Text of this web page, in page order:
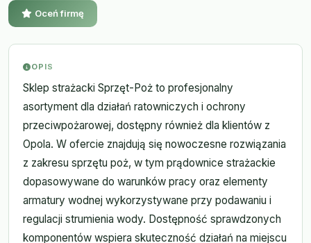
Oceń firmę
OPIS
Sklep strażacki Sprzęt-Poż to profesjonalny
asortyment dla działań ratowniczych i ochrony
przeciwpożarowej, dostępny również dla klientów z
Opola. W ofercie znajdują się nowoczesne rozwiązania
z zakresu sprzętu poż, w tym prądownice strażackie
dopasowywane do warunków pracy oraz elementy
armatury wodnej wykorzystywane przy podawaniu i
regulacji strumienia wody. Dostępność sprawdzonych
komponentów wspiera skuteczność działań na miejscu